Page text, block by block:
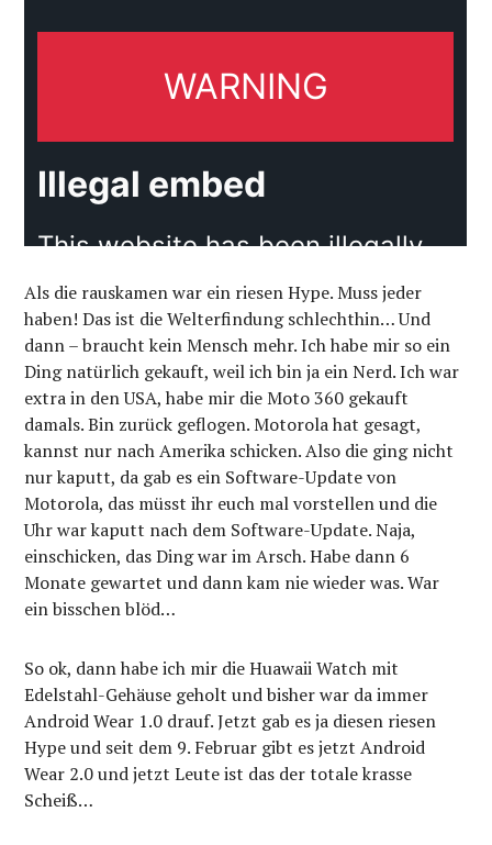
Als die rauskamen war ein riesen Hype. Muss jeder
haben! Das ist die Welterfindung schlechthin… Und
dann – braucht kein Mensch mehr. Ich habe mir so ein
Ding natürlich gekauft, weil ich bin ja ein Nerd. Ich war
extra in den USA, habe mir die Moto 360 gekauft
damals. Bin zurück geflogen. Motorola hat gesagt,
kannst nur nach Amerika schicken. Also die ging nicht
nur kaputt, da gab es ein Software-Update von
Motorola, das müsst ihr euch mal vorstellen und die
Uhr war kaputt nach dem Software-Update. Naja,
einschicken, das Ding war im Arsch. Habe dann 6
Monate gewartet und dann kam nie wieder was. War
ein bisschen blöd…
So ok, dann habe ich mir die Huawaii Watch mit
Edelstahl-Gehäuse geholt und bisher war da immer
Android Wear 1.0 drauf. Jetzt gab es ja diesen riesen
Hype und seit dem 9. Februar gibt es jetzt Android
Wear 2.0 und jetzt Leute ist das der totale krasse
Scheiß…